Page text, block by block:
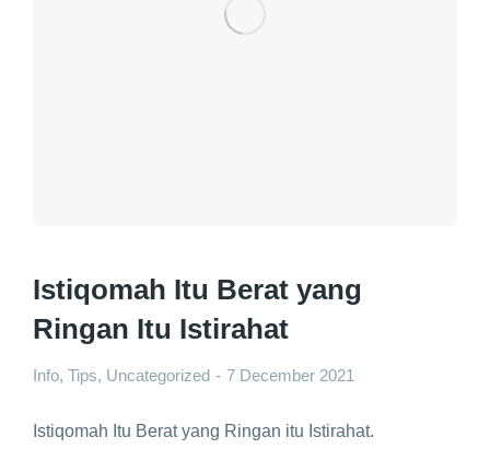
Istiqomah Itu Berat yang
Ringan Itu Istirahat
Info, Tips, Uncategorized 7 December 2021
Istiqomah Itu Berat yang Ringan itu Istirahat.